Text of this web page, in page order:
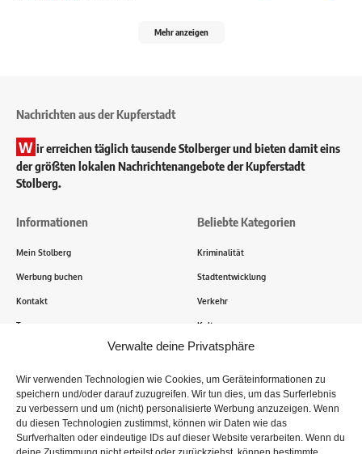
Verwalte deine Privatsphäre
Wir verwenden Technologien wie Cookies, um Geräteinformationen zu
speichern und/oder darauf zuzugreifen. Wir tun dies, um das Surferlebnis
zu verbessern und um (nicht) personalisierte Werbung anzuzeigen. Wenn
du diesen Technologien zustimmst, können wir Daten wie das
Surfverhalten oder eindeutige IDs auf dieser Website verarbeiten. Wenn du
Mehr anzeigen
Nachrichten aus der Kupferstadt
W ir erreichen täglich tausende Stolberger und bieten damit eins
der größten lokalen Nachrichtenangebote der Kupferstadt
Stolberg.
Informationen
Mein Stolberg
Werbung buchen
Kontakt
Transparenz
Beliebte Kategorien
Kriminalität
Stadtentwicklung
Verkehr
Kultur
Tausende Stolberger sind bereits dabei! Du sendest uns
Informationen, Bilder und Erlebnisse aus der Kupferstadt – Wir
recherchieren, sammeln Informationen und berichten!